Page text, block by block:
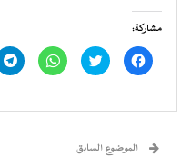
مشاركة:
انقر
للمشاركة
في
اضغط
للمشاركة
في
انقر
للمشاركة
في
الموضوع السابق